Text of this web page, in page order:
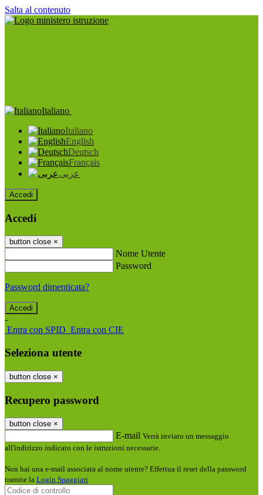
Salta al contenuto
Italiano
Italiano
English
Deutsch
Français
عربى
Accedi
Accedi
button close ×
Nome Utente
Password
Password dimenticata?
-
Entra con SPID Entra con CIE
Seleziona utente
button close ×
Recupero password
button close ×
E-mail Verrà inviato un messaggio
all'indirizzo indicato con le istruzioni necessarie.
Non hai una e-mail associata al nome utente? Effettua il reset della password
tramite la Login Spaggiari